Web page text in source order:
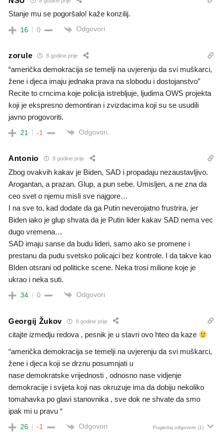
Stanje mu se pogoršalo! kaže konzilij.
16 0 Odgovori
zorule 8 godine prije
“američka demokracija se temelji na uvjerenju da svi muškarci,
žene i djeca imaju jednaka prava na slobodu i dostojanstvo”
Recite to crncima koje policija istrebljuje, ljudima OWS projekta
koji je ekspresno demontiran i zvizdacima koji su se usudili
javno progovoriti.
21 -1 Odgovori
Antonio 8 godine prije
Zbog ovakvih kakav je Biden, SAD i propadaju nezaustavljivo.
Arogantan, a prazan. Glup, a pun sebe. Umisljen, a ne zna da
ceo svet o njemu misli sve najgore…
I na sve to, kad dodate da ga Putin neverojatno frustrira, jer
Biden iako je glup shvata da je Putin lider kakav SAD nema vec
dugo vremena…
SAD imaju sanse da budu lideri, samo ako se promene i
prestanu da pudu svetsko policajci bez kontrole. I da takve kao
BIden otsrani od politicke scene. Neka trosi milione koje je
ukrao i neka suti.
34 0 Odgovori
Georgij Žukov 8 godine prije
citajte izmedju redova , pesnik je u stavri ovo hteo da kaze
“američka demokracija se temelji na uvjerenju da svi muškarci,
žene i djeca koji se drznu posumnjati u
nase demokratske vrijednosti , odnosno nase vidjenje
demokracije i svijeta koji nas okruzuje ima da dobiju nekoliko
tomahavka po glavi stanovnika , sve dok ne shvate da smo
ipak mi u pravu “
26 -1 Odgovori Pogledaj odgovore (1)